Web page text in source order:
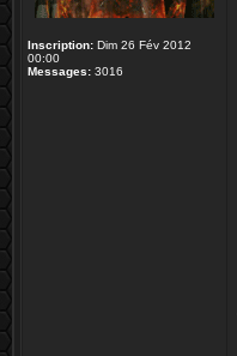
Inscription: Dim 26 Fév 2012
00:00
Messages: 3016